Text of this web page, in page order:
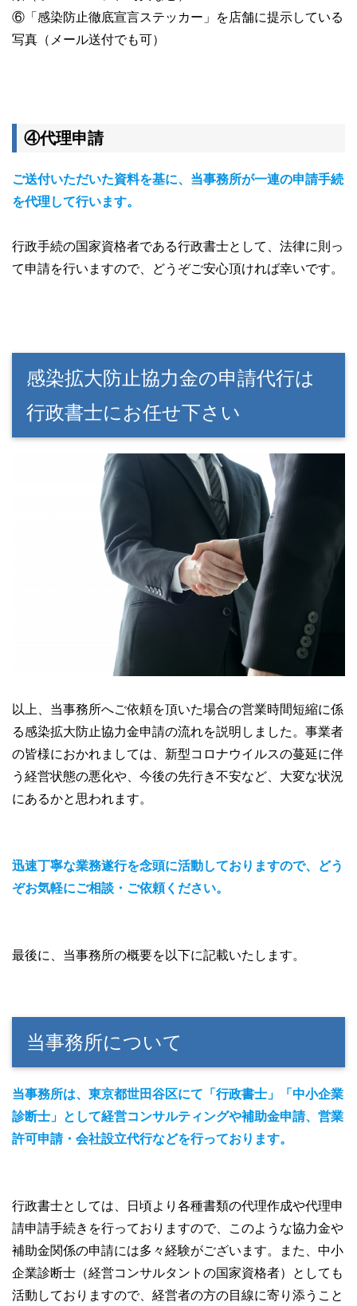
⑥「感染防止徹底宣言ステッカー」を店舗に提示している
写真（メール送付でも可）
④代理申請
ご送付いただいた資料を基に、当事務所が一連の申請手続
を代理して行います。
行政手続の国家資格者である行政書士として、法律に則っ
て申請を行いますので、どうぞご安心頂ければ幸いです。
感染拡大防止協力金の申請代行は
行政書士にお任せ下さい
以上、当事務所へご依頼を頂いた場合の営業時間短縮に係
る感染拡大防止協力金申請の流れを説明しました。事業者
の皆様におかれましては、新型コロナウイルスの蔓延に伴
う経営状態の悪化や、今後の先行き不安など、大変な状況
にあるかと思われます。
迅速丁寧な業務遂行を念頭に活動しておりますので、どう
ぞお気軽にご相談・ご依頼ください。
最後に、当事務所の概要を以下に記載いたします。
当事務所について
当事務所は、東京都世田谷区にて「行政書士」
「中小企業
診断士」 として経営コンサルティングや補助金申請、営業
許可申請・会社設立代行などを行っております。
行政書士としては、日頃より各種書類の代理作成や代理申
請申請手続きを行っておりますので、このような協力金や
補助金関係の申請には多々経験がございます。また、中小
企業診断士（経営コンサルタントの国家資格者）としても
活動しておりますので、経営者の方の目線に寄り添うこと